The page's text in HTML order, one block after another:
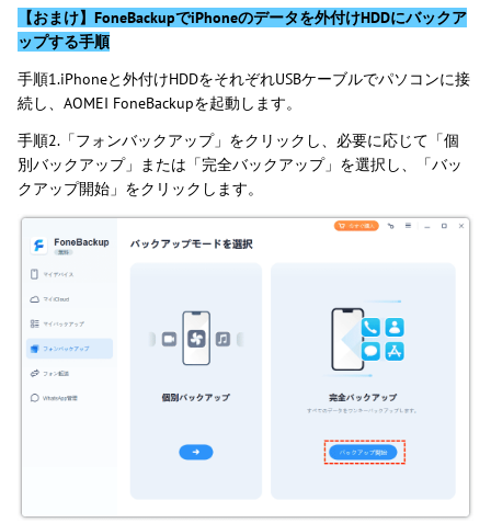
【おまけ】FoneBackupでiPhoneのデータを外付けHDDにバックア
ップする手順
手順1.iPhoneと外付けHDDをそれぞれUSBケーブルでパソコンに接
続し、AOMEI FoneBackupを起動します。
手順2.「フォンバックアップ」をクリックし、必要に応じて「個
別バックアップ」または「完全バックアップ」を選択し、「バッ
クアップ開始」をクリックします。